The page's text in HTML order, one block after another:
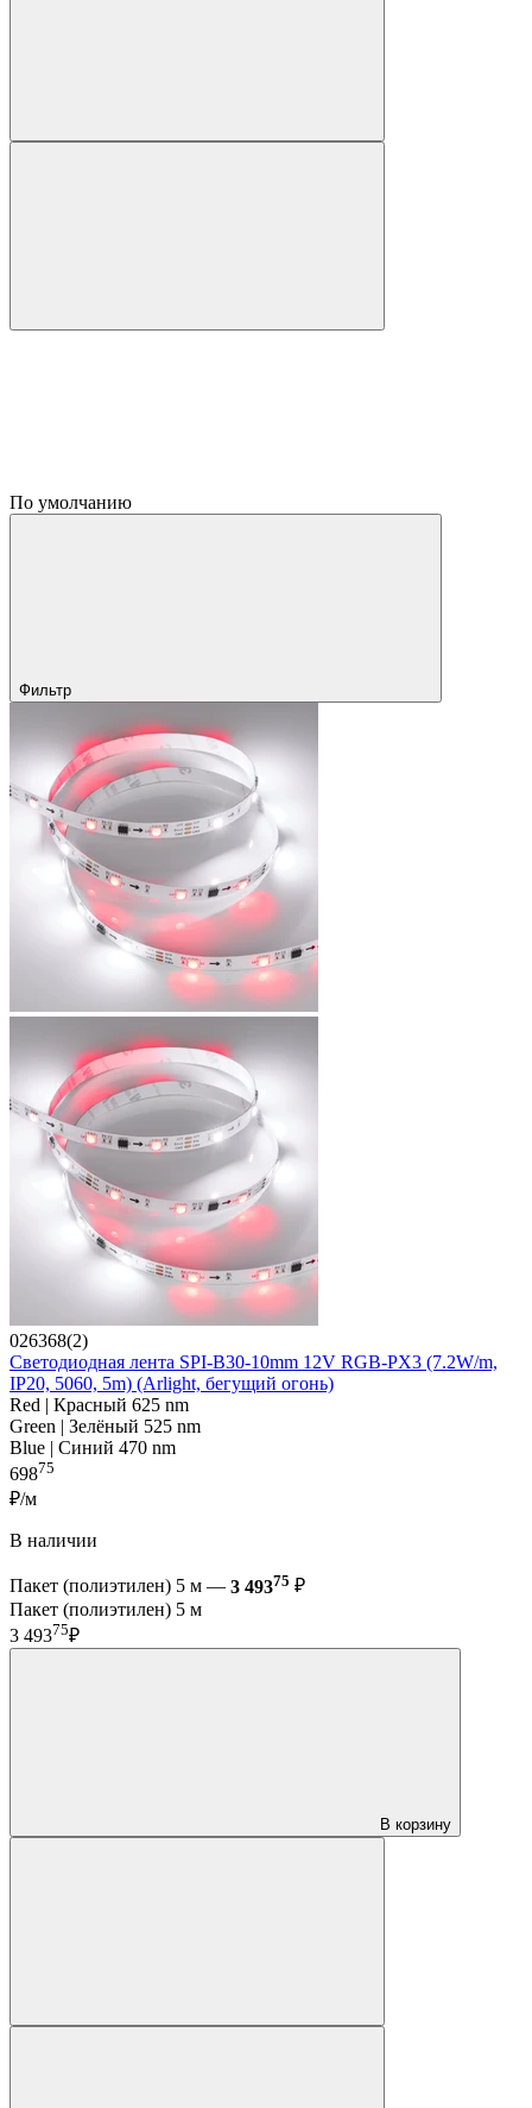
По умолчанию
Фильтр
026368(2)
Светодиодная лента SPI-B30-10mm 12V RGB-PX3 (7.2W/m,
IP20, 5060, 5m) (Arlight, бегущий огонь)
Red | Красный 625 nm
Green | Зелёный 525 nm
Blue | Синий 470 nm
69875
₽/м
В наличии
Пакет (полиэтилен) 5 м — 3 49375 ₽
Пакет (полиэтилен) 5 м
3 49375₽
В корзину